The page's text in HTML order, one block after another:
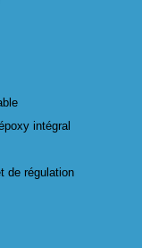
intégral
de régulation